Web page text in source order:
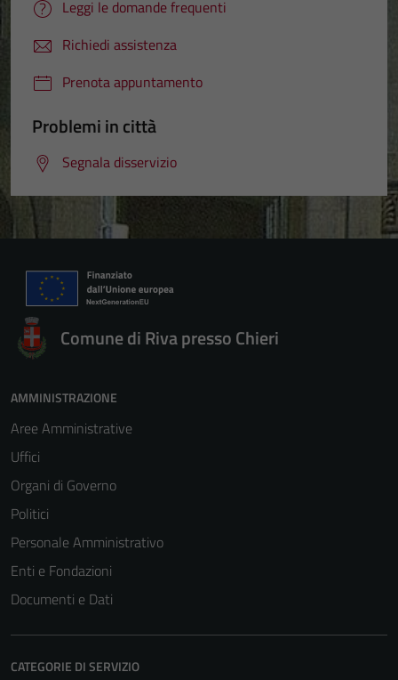
Leggi le domande frequenti
Richiedi assistenza
Prenota appuntamento
Problemi in città
Segnala disservizio
Comune di Riva presso Chieri
AMMINISTRAZIONE
Aree Amministrative
Uffici
Organi di Governo
Politici
Personale Amministrativo
Enti e Fondazioni
Documenti e Dati
CATEGORIE DI SERVIZIO